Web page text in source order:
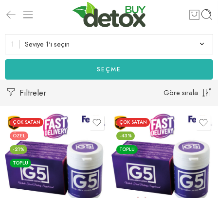
Seviye 1'i seçin
SEÇME
Filtreler Göre sırala
ÇOK SATAN
ÖZEL
-21%
TOPLU
ÇOK SATAN
-43%
TOPLU